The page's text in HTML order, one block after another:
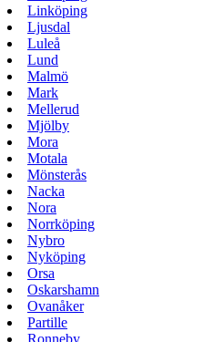
Linköping
Ljusdal
Luleå
Lund
Malmö
Mark
Mellerud
Mjölby
Mora
Motala
Mönsterås
Nacka
Nora
Norrköping
Nybro
Nyköping
Orsa
Oskarshamn
Ovanåker
Partille
Ronneby